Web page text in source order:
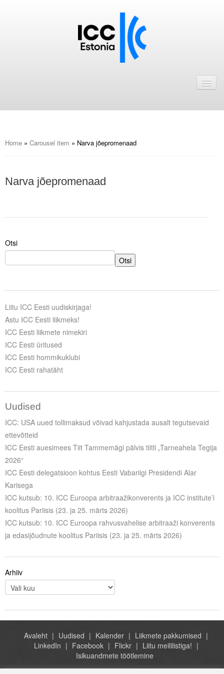
ICC Eesti liikmebaas
Astu ICC Eesti liikmeks!
Publikatsioonid
Viidad
ICC WBO
ICC komisjonid
Digiraamatukogu
Juhendid ja väljaanded
Kontakt
Liitu meililistiga
Oskusteave
Incoterms® 2020
Abimaterjalid
Projektid
Home » Carousel item » Narva jõepromenaad
Narva jõepromenaad
Otsi
Otsi
Liitu ICC Eesti uudiskirjaga!
Astu ICC Eesti liikmeks!
ICC Eesti liikmete nimekiri
ICC Eesti üritused
ICC Eesti hommikuklubi
ICC Eesti rahatäht
Uudised
ICC: USA uued tollimaksud võivad kahjustada ausalt tegutsevaid
ettevõtteid
ICC Eesti auesimees Tiit Tammemägi pälvis tiitli „Tarneahela Tegija
2026“
ICC Eesti delegatsioon kohtus Eesti Vabariigi Presidendi Alar
Karisega
ICC kutsub: 10. ICC Euroopa arbitraažikonverents ja ICC institute’i
koolitus Pariisis (23. ja 25. märts 2026)
ICC kutsub: 10. ICC Euroopa rahvusvahelise arbitraaži konverents
ja edasijõudnute koolitus Pariisis (23. ja 25. märts 2026)
Arhiiv
Avaleht Uudised Kalender
Liikmete pakkumised
LinkedIn
Facebook Flickr
Liitu meililistiga!
Isikuandmete töötlemine